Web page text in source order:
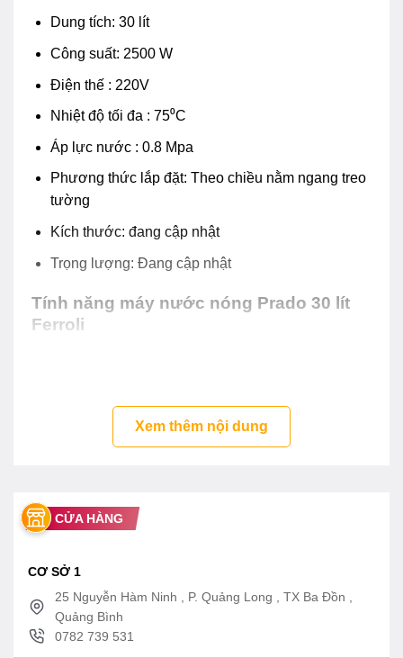
Dung tích: 30 lít
Công suất: 2500 W
Điện thế : 220V
Nhiệt độ tối đa : 75⁰C
Áp lực nước : 0.8 Mpa
Phương thức lắp đặt: Theo chiều nằm ngang treo
tường
Kích thước: đang cập nhật
Trọng lượng: Đang cập nhật
Tính năng máy nước nóng Prado 30 lít
Ferroli
Lớp phủ men xanh vĩnh cửu
Dây nguồn chống giật ELCB – Van xả cặn tiện ích
Lớp cách nhiệt không chứa CFC
Xem thêm nội dung
CỬA HÀNG
CƠ SỞ 1
25 Nguyễn Hàm Ninh , P. Quảng Long , TX Ba Đồn ,
Quảng Bình
0782 739 531